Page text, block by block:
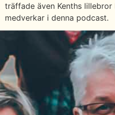
träffade även Kenths lillebror
medverkar i denna podcast.